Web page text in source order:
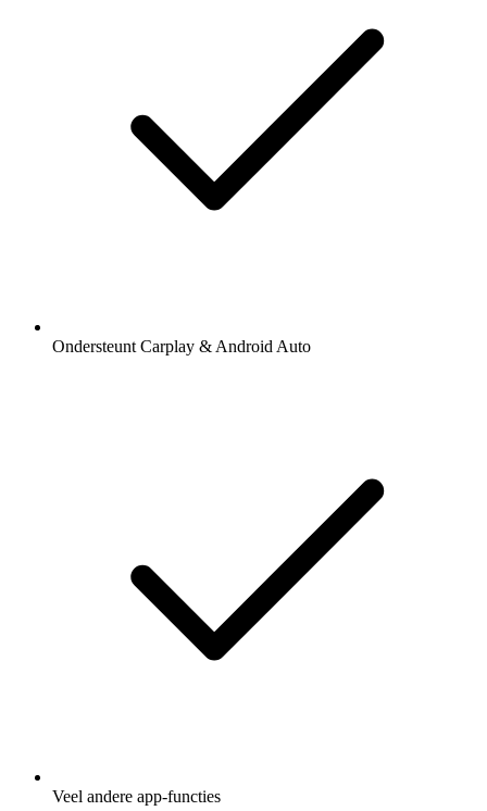
Ondersteunt Carplay & Android Auto
Veel andere app-functies